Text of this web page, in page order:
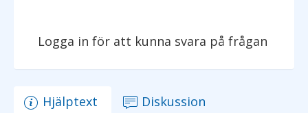
Logga in för att kunna svara på frågan
Hjälptext Diskussion